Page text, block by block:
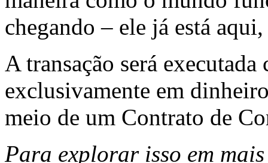
chegando – ele já está
A transação será
exclusivamente em
meio de um Contrato de
Para explorar isso em